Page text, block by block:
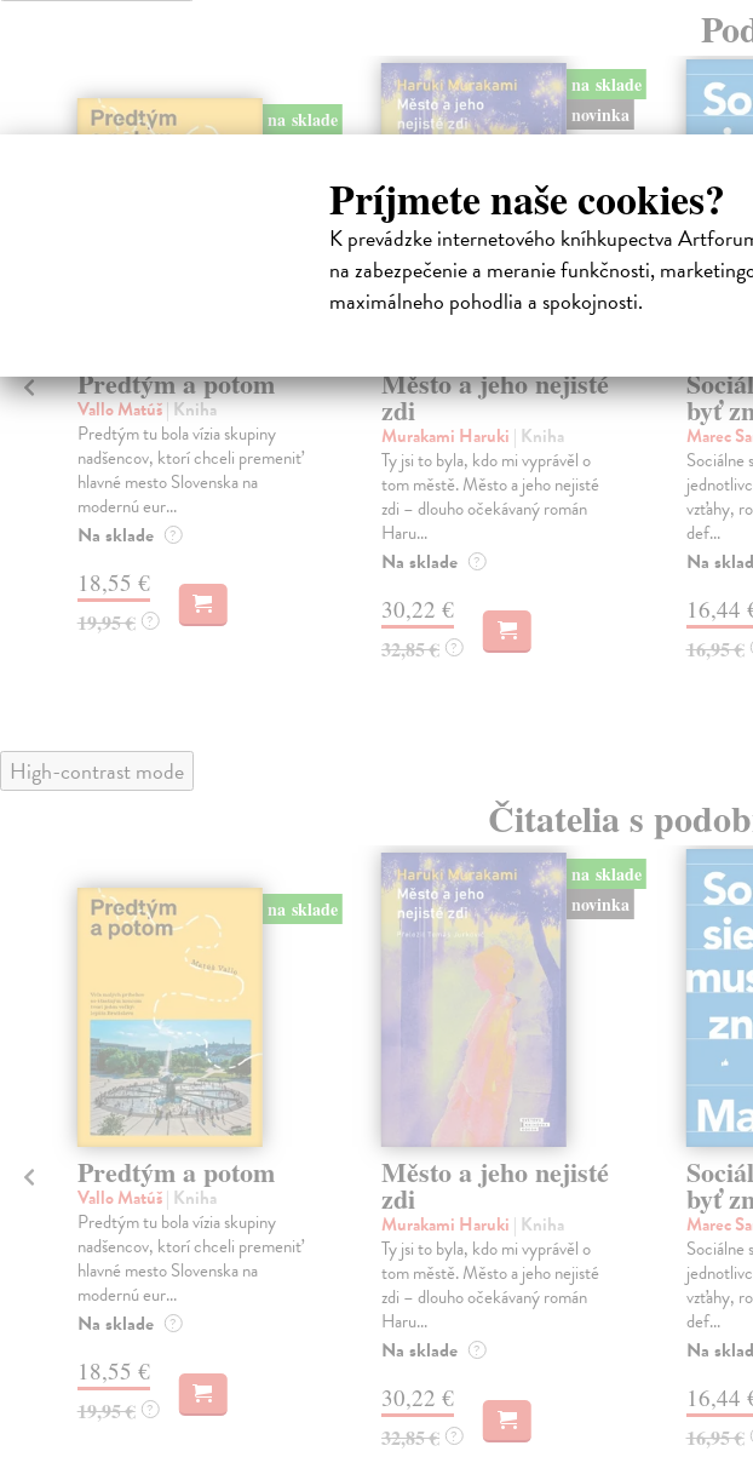
Príjmete naše cookies?
K prevádzke internetového kníhkupectva
na zabezpečenie a meranie funkčnosti,
maximálneho pohodlia a spokojnosti.
na sklade
Predtým a potom
Vallo Matúš| Kniha
Predtým tu bola vízia skupiny
nadšencov, ktorí chceli premeniť
hlavné mesto Slovenska na
modernú eur...
Na sklade ?
18,55 €
19,95 € ?
na sklade
novinka
Město a jeho nejisté
zdi
Murakami Haruki | Kniha
Ty jsi to byla, kdo mi vyprávěl o
tom městě. Město a jeho nejisté
zdi – dlouho očekávaný román
Haru...
Na sklade ?
30,22 €
32,85 € ?
byť
Marec
Sociálne
vzťahy,
def...
Na
16,44
16,95 €
High-contrast mode
Čitatelia s
na sklade
Predtým a potom
Vallo Matúš| Kniha
Predtým tu bola vízia skupiny
nadšencov, ktorí chceli premeniť
hlavné mesto Slovenska na
modernú eur...
Na sklade ?
18,55 €
19,95 € ?
na sklade
novinka
Město a jeho nejisté
zdi
Murakami Haruki | Kniha
Ty jsi to byla, kdo mi vyprávěl o
tom městě. Město a jeho nejisté
zdi – dlouho očekávaný román
Haru...
Na sklade ?
30,22 €
32,85 € ?
byť
Marec
Sociálne
vzťahy,
def...
Na
16,44
16,95 €